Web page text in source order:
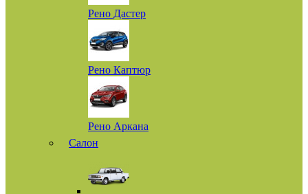
Рено Дастер
Рено Каптюр
Рено Аркана
Салон